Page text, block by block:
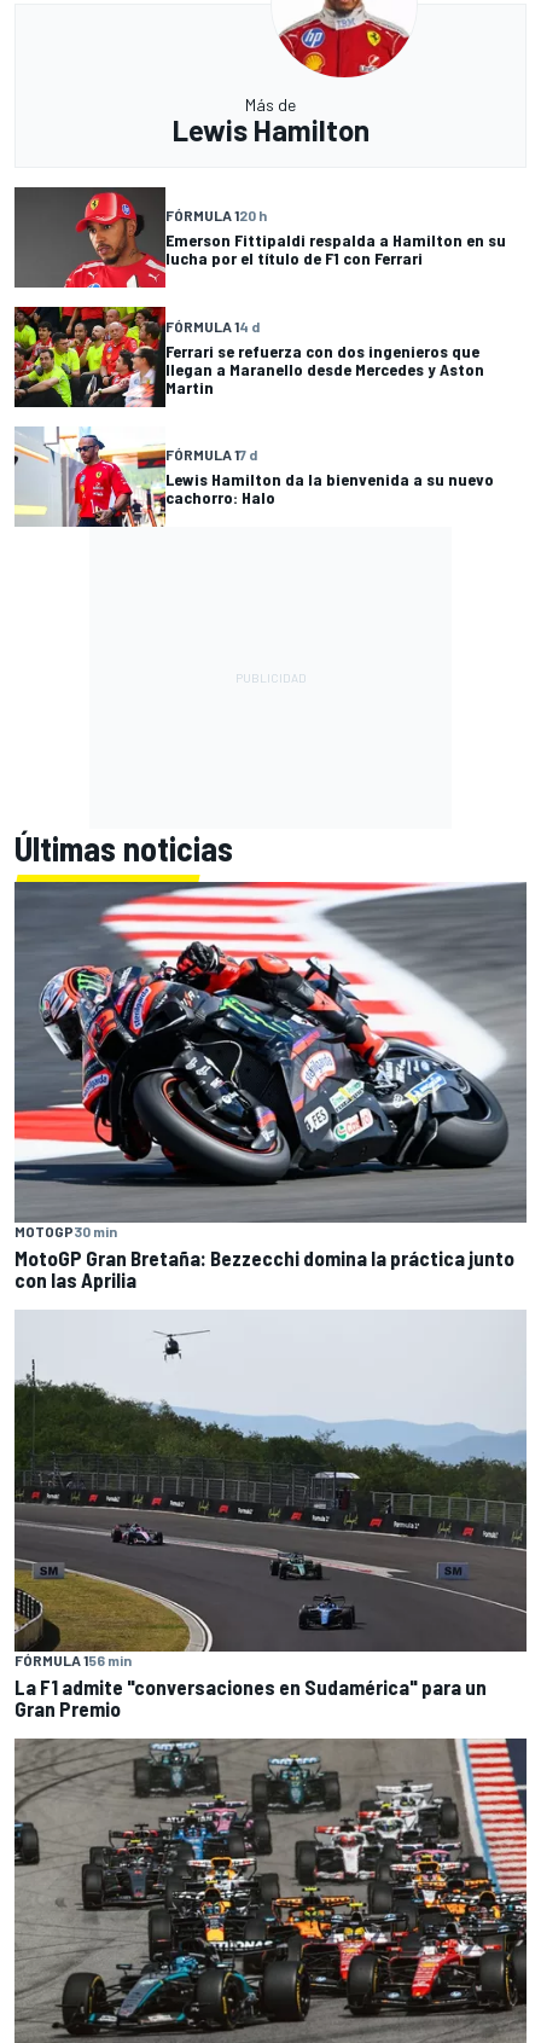
Más de
Lewis Hamilton
FÓRMULA 120 h
Emerson Fittipaldi respalda a Hamilton en su
lucha por el título de F1 con Ferrari
FÓRMULA 14 d
Ferrari se refuerza con dos ingenieros que
llegan a Maranello desde Mercedes y Aston
Martin
FÓRMULA 17 d
Lewis Hamilton da la bienvenida a su nuevo
cachorro: Halo
Últimas noticias
MOTOGP30 min
MotoGP Gran Bretaña: Bezzecchi domina la práctica junto
con las Aprilia
FÓRMULA 156 min
La F1 admite "conversaciones en Sudamérica" para un
Gran Premio